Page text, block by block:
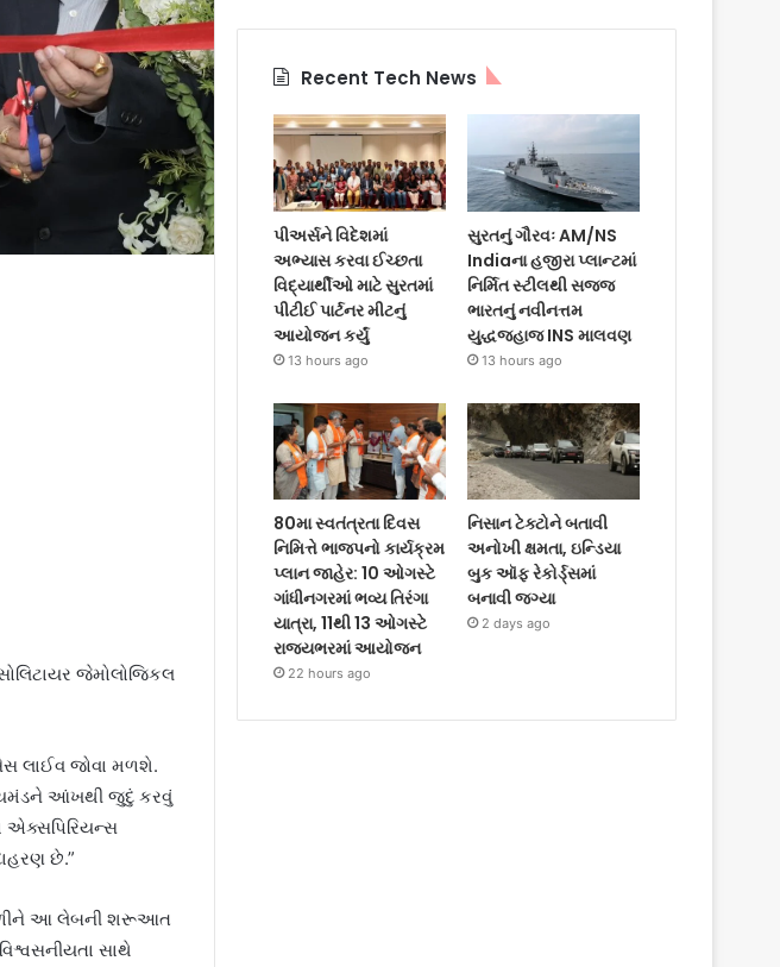
જેમોલોજિકલ
લાઈવ જોવા મળશે.
આંખથી જુદું કરવું
છે.”
મળીને આ લેબની શરૂઆત
સાથે
Recent Tech News
પીઅર્સને વિદેશમાં
અભ્યાસ કરવા ઈચ્છતા
વિદ્યાર્થીઓ માટે સુરતમાં
પીટીઈ પાર્ટનર મીટનું
આયોજન કર્યું
13 hours ago
સુરતનું ગૌરવઃ AM/NS
Indiaના હજીરા પ્લાન્ટમાં
નિર્મિત સ્ટીલથી સજ્જ
ભારતનું નવીનત્તમ
યુદ્ધજહાજ INS માલવણ
13 hours ago
80મા સ્વતંત્રતા દિવસ
નિમિત્તે ભાજપનો કાર્યક્રમ
પ્લાન જાહેર: 10 ઓગસ્ટે
ગાંધીનગરમાં ભવ્ય તિરંગા
યાત્રા, 11થી 13 ઓગસ્ટે
રાજ્યભરમાં આયોજન
22 hours ago
નિસાન ટેક્ટોને બતાવી
અનોખી ક્ષમતા, ઇન્ડિયા
બુક ઑફ રેકોર્ડ્સમાં
બનાવી જગ્યા
2 days ago